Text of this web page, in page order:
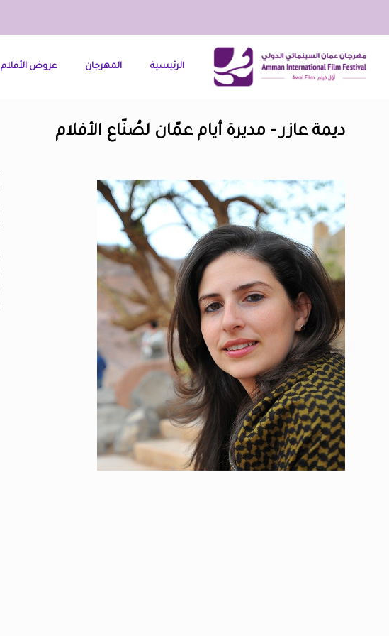
الرئيسية المهرجان عروض الأفلام
ديمة عازر - مديرة أيام عمّان لصُنّاع الأفلام